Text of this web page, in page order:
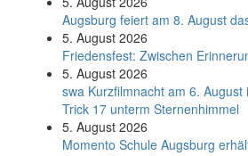
Augsburg feiert am 8. August
5. August 2026
Friedensfest: Zwischen
5. August 2026
swa Kurz­film­nacht am 6. August
Trick 17 unterm Sternen­himmel
5. August 2026
Momento Schule Augsburg